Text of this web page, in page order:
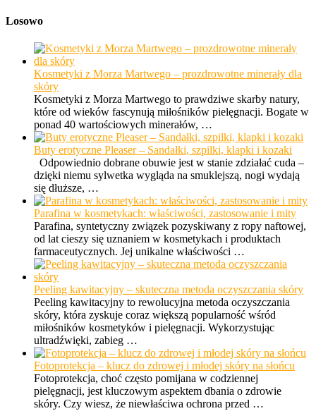
Losowo
Kosmetyki z Morza Martwego – prozdrowotne minerały dla
skóry
Kosmetyki z Morza Martwego to prawdziwe skarby natury,
które od wieków fascynują miłośników pielęgnacji. Bogate w
ponad 40 wartościowych minerałów, …
Buty erotyczne Pleaser – Sandałki, szpilki, klapki i kozaki
Odpowiednio dobrane obuwie jest w stanie zdziałać cuda –
dzięki niemu sylwetka wygląda na smuklejszą, nogi wydają
się dłuższe, …
Parafina w kosmetykach: właściwości, zastosowanie i mity
Parafina, syntetyczny związek pozyskiwany z ropy naftowej,
od lat cieszy się uznaniem w kosmetykach i produktach
farmaceutycznych. Jej unikalne właściwości …
Peeling kawitacyjny – skuteczna metoda oczyszczania skóry
Peeling kawitacyjny to rewolucyjna metoda oczyszczania
skóry, która zyskuje coraz większą popularność wśród
miłośników kosmetyków i pielęgnacji. Wykorzystując
ultradźwięki, zabieg …
Fotoprotekcja – klucz do zdrowej i młodej skóry na słońcu
Fotoprotekcja, choć często pomijana w codziennej
pielęgnacji, jest kluczowym aspektem dbania o zdrowie
skóry. Czy wiesz, że niewłaściwa ochrona przed …